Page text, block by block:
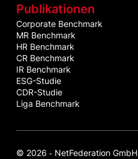
Publikationen
Corporate Benchmark
MR Benchmark
HR Benchmark
CR Benchmark
IR Benchmark
ESG-Studie
CDR-Studie
Liga Benchmark
© 2026 ‐ NetFederation GmbH